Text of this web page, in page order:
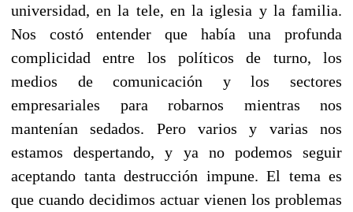
universidad, en la tele, en la iglesia y la familia.
Nos costó entender que había una profunda
complicidad entre los políticos de turno, los
medios de comunicación y los sectores
empresariales para robarnos mientras nos
mantenían sedados. Pero varios y varias nos
estamos despertando, y ya no podemos seguir
aceptando tanta destrucción impune. El tema es
que cuando decidimos actuar vienen los problemas